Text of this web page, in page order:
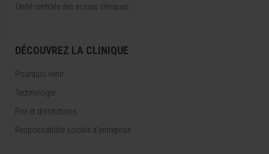
Unité centrale des essais cliniques
DÉCOUVREZ LA CLINIQUE
Pourquoi venir
Technologie
Prix et distinctions
Responsabilité sociale d'entreprise